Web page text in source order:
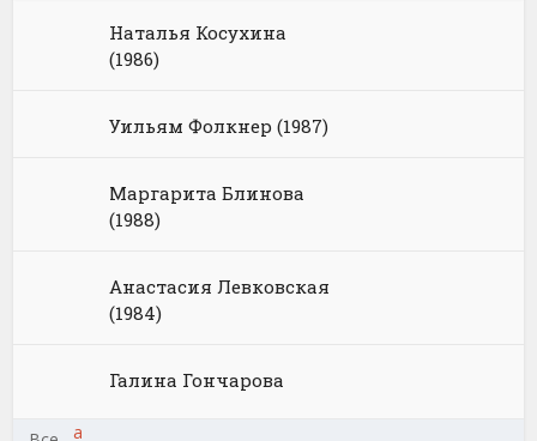
Наталья Косухина
(1986)
Уильям Фолкнер (1987)
Маргарита Блинова
(1988)
Анастасия Левковская
(1984)
Галина Гончарова
а